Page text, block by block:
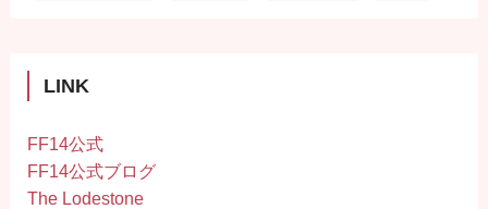
LINK
FF14公式
FF14公式ブログ
The Lodestone